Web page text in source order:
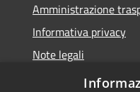
Amministrazione
Informativa privacy
Note legali
Dichiarazione di